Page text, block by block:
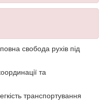
свобода рухів під
та
транспортування